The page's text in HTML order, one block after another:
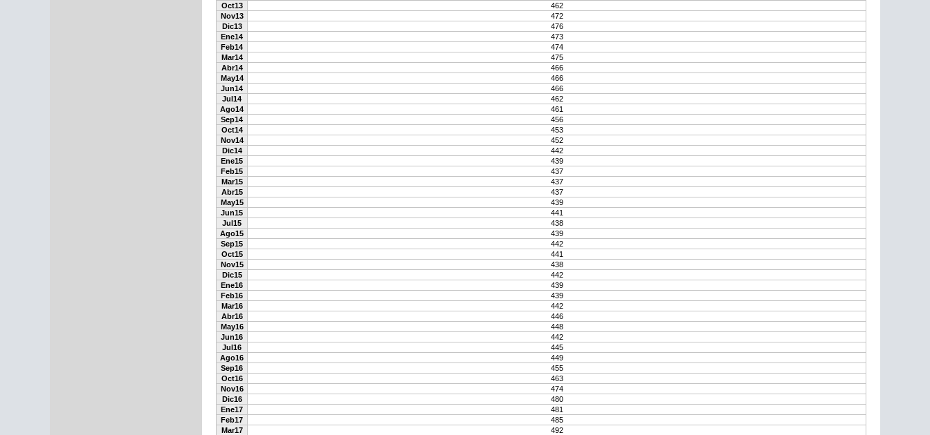
Oct13
462
Nov13
472
Dic13
476
Ene14
473
Feb14
474
Mar14
475
Abr14
466
May14
466
Jun14
466
Jul14
462
Ago14
461
Sep14
456
Oct14
453
Nov14
452
Dic14
442
Ene15
439
Feb15
437
Mar15
437
Abr15
437
May15
439
Jun15
441
Jul15
438
Ago15
439
Sep15
442
Oct15
441
Nov15
438
Dic15
442
Ene16
439
Feb16
439
Mar16
442
Abr16
446
May16
448
Jun16
442
Jul16
445
Ago16
449
Sep16
455
Oct16
463
Nov16
474
Dic16
480
Ene17
481
Feb17
485
Mar17
492